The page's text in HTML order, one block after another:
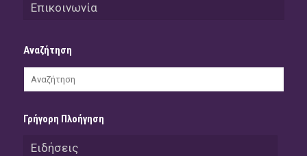
Επικοινωνία
Αναζήτηση
Γρήγορη Πλοήγηση
Ειδήσεις